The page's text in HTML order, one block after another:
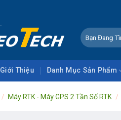
Tìm
kiếm:
Giới Thiệu Danh Mục Sản Phẩm
/ Máy RTK - Máy GPS 2 Tần Số RTK /